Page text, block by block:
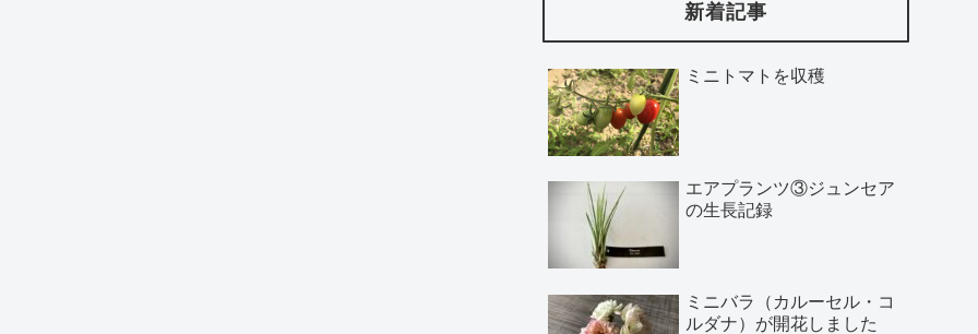
新着記事
ミニトマトを収穫
エアプランツ③ジュンセア
の生長記録
ミニバラ（カルーセル・コ
ルダナ）が開花しました